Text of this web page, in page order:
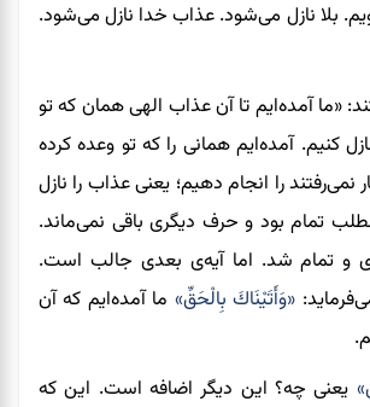
بلا نازل می‌شود. عذاب خدا نازل می‌شود.
«ما آمده‌ایم تا آن عذاب الهی همان که تو
کنیم. آمده‌ایم همانی را که تو وعده کرده
نمی‌رفتند را انجام دهیم؛ یعنی عذاب را نازل
تمام بود و حرف دیگری باقی نمی‌ماند.
و تمام شد. اما آیه‌ی بعدی جالب است.
«وَأَتَيْنَاكَ بِالْحَقِّ» ما آمده‌ایم که آن
یعنی چه؟ این دیگر اضافه است. این که